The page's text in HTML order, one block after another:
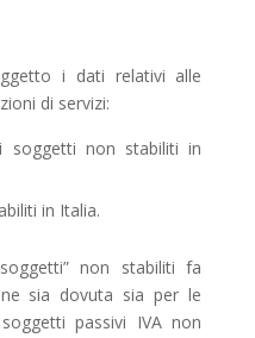
i dati relativi alle
di servizi:
soggetti non stabiliti in
in Italia.
non stabiliti fa
sia dovuta sia per le
passivi IVA non